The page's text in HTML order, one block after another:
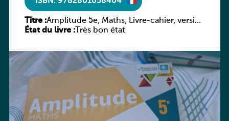
Titre :Amplitude 5e, Maths, Livre-cahier, version
luxembourgeoise
État du livre :Très bon état